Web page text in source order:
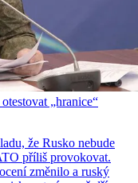
„hranice“
že Rusko nebude
příliš provokovat.
změnilo a ruský